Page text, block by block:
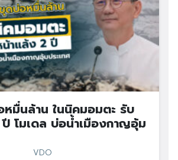
มื่นล้าน ในนิคมอมตะ รับ
โมเดล บ่อน้ำเมืองกาญอุ้ม
VDO